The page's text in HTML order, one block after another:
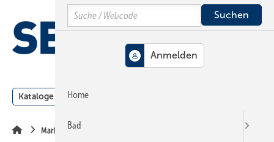
Hauptinhalt
Hauptmenü
SiteSearch
Kataloge Meldungen
Markt + Trends
Search
Home
Bad